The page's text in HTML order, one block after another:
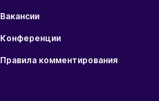
Вакансии
Конференции
Правила комментирования